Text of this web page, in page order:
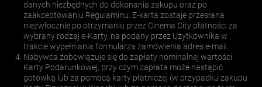
danych niezbędnych do dokonania zakupu oraz po
zaakceptowaniu Regulaminu. E-karta zostaje przesłana
niezwłocznie po otrzymaniu przez Cinema City płatności za
wybrany rodzaj e-Karty, na podany przez Użytkownika w
trakcie wypełniania formularza zamówienia adres e-mail.
Nabywca zobowiązuje się do zapłaty nominalnej wartości
Karty Podarunkowej, przy czym zapłata może nastąpić
gotówką lub za pomocą karty płatniczej (w przypadku zakupu